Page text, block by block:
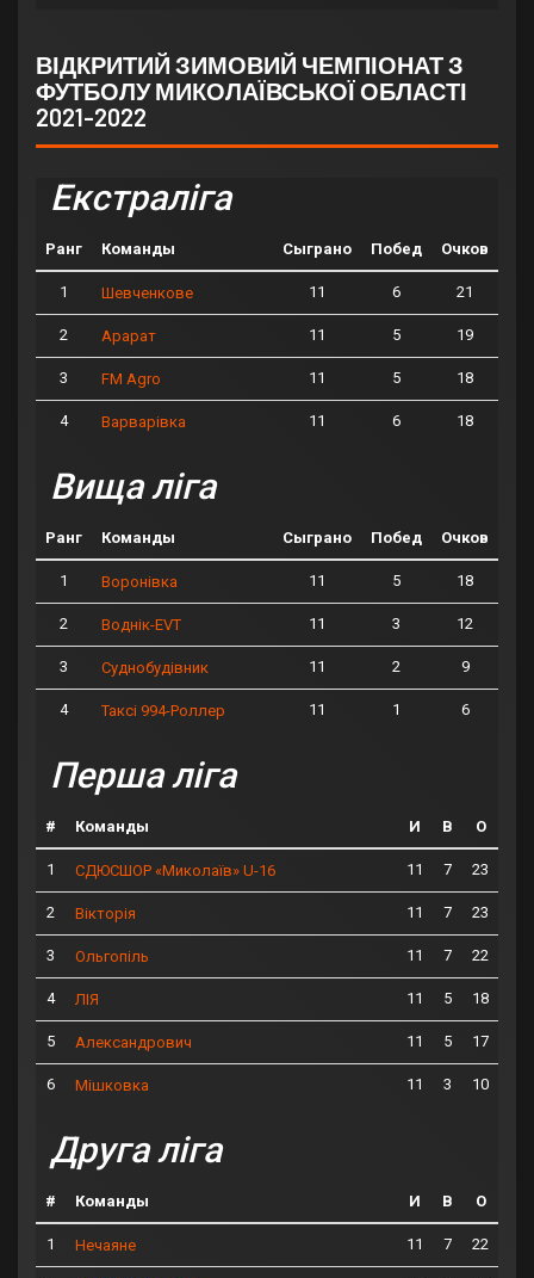
ВІДКРИТИЙ ЗИМОВИЙ ЧЕМПІОНАТ З
ФУТБОЛУ МИКОЛАЇВСЬКОЇ ОБЛАСТІ
2021-2022
Екстраліга
Ранг Команды Сыграно Побед Очков
1 Шевченкове 11 6 21
2 Арарат 11 5 19
3 FM Agro 11 5 18
4 Варварівка 11 6 18
Вища ліга
Ранг Команды Сыграно Побед Очков
1 Воронівка 11 5 18
2 Воднік-EVT 11 3 12
3 Суднобудівник 11 2 9
4 Таксі 994-Роллер 11 1 6
Перша ліга
# Команды И В О
1 СДЮСШОР «Миколаїв» U-16 11 7 23
2 Вікторія 11 7 23
3 Ольгопіль 11 7 22
4 ЛІЯ 11 5 18
5 Александрович 11 5 17
6 Мішковка 11 3 10
Друга ліга
# Команды И В О
1 Нечаяне 11 7 22